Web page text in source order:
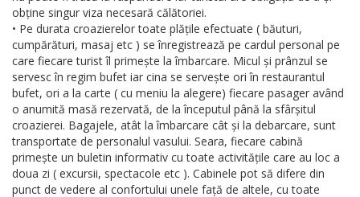
obține singur viza necesară călătoriei.
• Pe durata croazierelor toate plățile efectuate ( băuturi,
cumpărături, masaj etc ) se înregistrează pe cardul personal pe
care fiecare turist îl primește la îmbarcare. Micul și prânzul se
servesc în regim bufet iar cina se servește ori în restaurantul
bufet, ori a la carte ( cu meniu la alegere) fiecare pasager având
o anumită masă rezervată, de la începutul până la sfârșitul
croazierei. Bagajele, atât la îmbarcare cât și la debarcare, sunt
transportate de personalul vasului. Seara, fiecare cabină
primește un buletin informativ cu toate activitățile care au loc a
doua zi ( excursii, spectacole etc ). Cabinele pot să difere din
punct de vedere al confortului unele față de altele, cu toate